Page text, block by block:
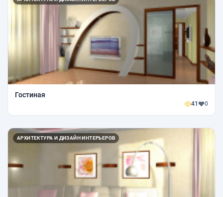
Гостиная
41 0
АРХИТЕКТУРА И ДИЗАЙН ИНТЕРЬЕРОВ